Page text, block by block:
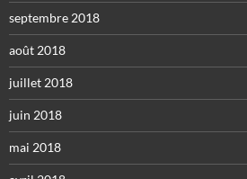
septembre 2018
août 2018
juillet 2018
juin 2018
mai 2018